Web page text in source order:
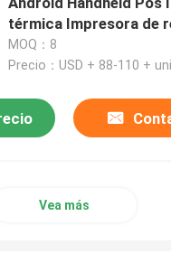
de 80m m
portátil de 58m m
térmica Impresora de
58 mm
MOQ：8
Precio：USD + 88-110 +
Vea más